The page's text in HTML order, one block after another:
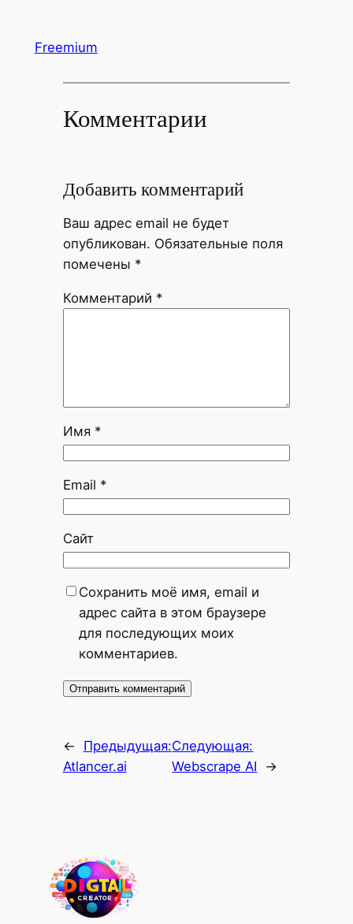
Freemium
Комментарии
Добавить комментарий
Ваш адрес email не будет
опубликован. Обязательные поля
помечены *
Комментарий *
Имя *
Email *
Сайт
Сохранить моё имя, email и
адрес сайта в этом браузере
для последующих моих
комментариев.
←
Предыдущая:
Atlancer.ai
Следующая:
Webscrape AI
→